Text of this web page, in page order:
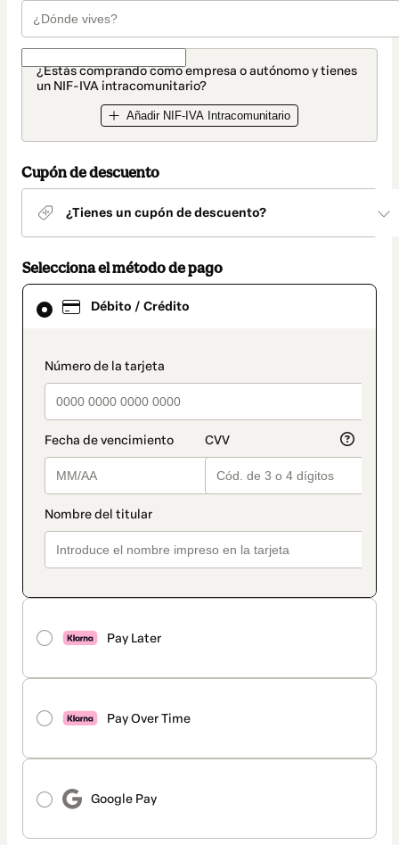
¿Estás comprando como empresa o autónomo y tienes
un NIF-IVA intracomunitario?
Añadir NIF-IVA Intracomunitario
Cupón de descuento
¿Tienes un cupón de descuento?
Selecciona el método de pago
Débito / Crédito
payment_data.section_title_v2
Pay Later
Pay Over Time
Google Pay
El
método
seleccionado
Débito